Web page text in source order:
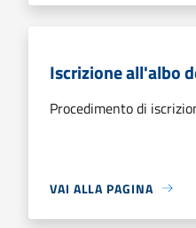
Iscrizione all'albo
Procedimento di
VAI ALLA PAGINA